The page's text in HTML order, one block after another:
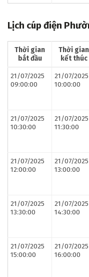
Lịch cúp điện
Thời gian
bắt đầu
Thời gian
kết thúc
21/07/2025
09:00:00
21/07/2025
10:00:00
21/07/2025
10:30:00
21/07/2025
11:30:00
21/07/2025
12:00:00
21/07/2025
13:00:00
21/07/2025
13:30:00
21/07/2025
14:30:00
21/07/2025
15:00:00
21/07/2025
16:00:00